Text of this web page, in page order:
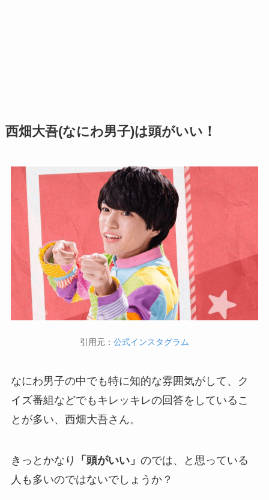
西畑大吾(なにわ男子)は頭がいい！
引用元： 公式インスタグラム
なにわ男子の中でも特に知的な雰囲気がして、ク
イズ番組などでもキレッキレの回答をしているこ
とが多い、西畑大吾さん。
きっとかなり 「頭がいい」 のでは、と思っている
人も多いのではないでしょうか？